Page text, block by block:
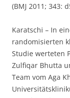
(BMJ 2011; 343:
Karatschi – In
randomisierten
Studie werteten
Zulfiqar Bhutta
Team vom Aga